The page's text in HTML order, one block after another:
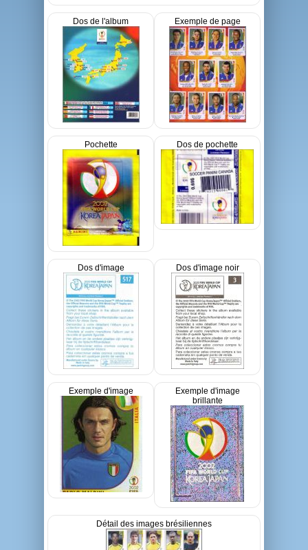
Dos de l'album Exemple de page
Pochette Dos de pochette
Dos d'image Dos d'image noir
Exemple d'image
Exemple d'image
brillante
Détail des images brésiliennes